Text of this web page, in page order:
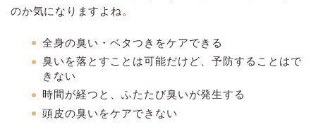
のか気になりますよね。
全身の臭い・ベタつきをケアできる
臭いを落とすことは可能だけど、予防することはで
きない
時間が経つと、ふたたび臭いが発生する
頭皮の臭いをケアできない